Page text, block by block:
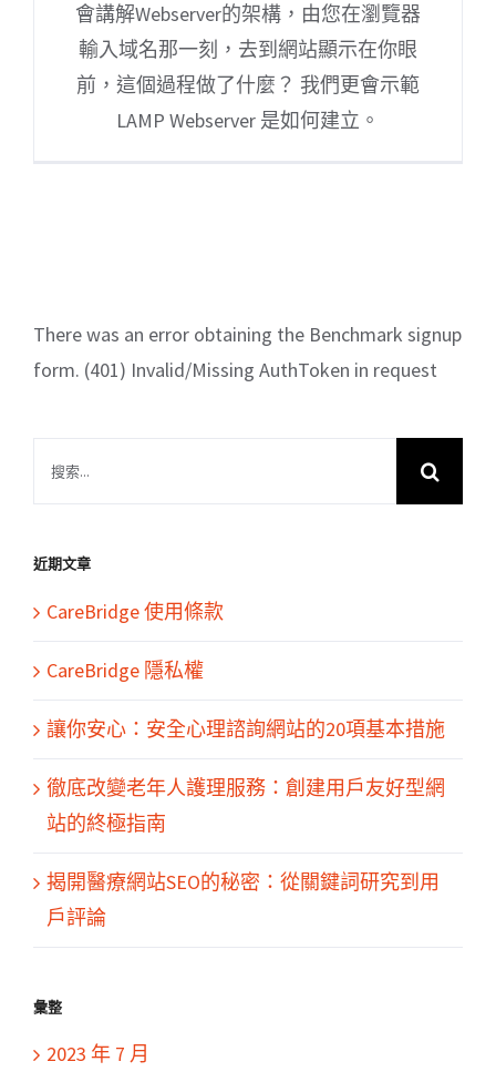
會講解Webserver的架構，由您在瀏覽器
輸入域名那一刻，去到網站顯示在你眼
前，這個過程做了什麼？ 我們更會示範
LAMP Webserver 是如何建立。
There was an error obtaining the Benchmark signup
form. (401) Invalid/Missing AuthToken in request
果：
近期文章
CareBridge 使用條款
CareBridge 隱私權
讓你安心：安全心理諮詢網站的20項基本措施
徹底改變老年人護理服務：創建用戶友好型網
站的終極指南
揭開醫療網站SEO的秘密：從關鍵詞研究到用
戶評論
彙整
2023 年 7 月